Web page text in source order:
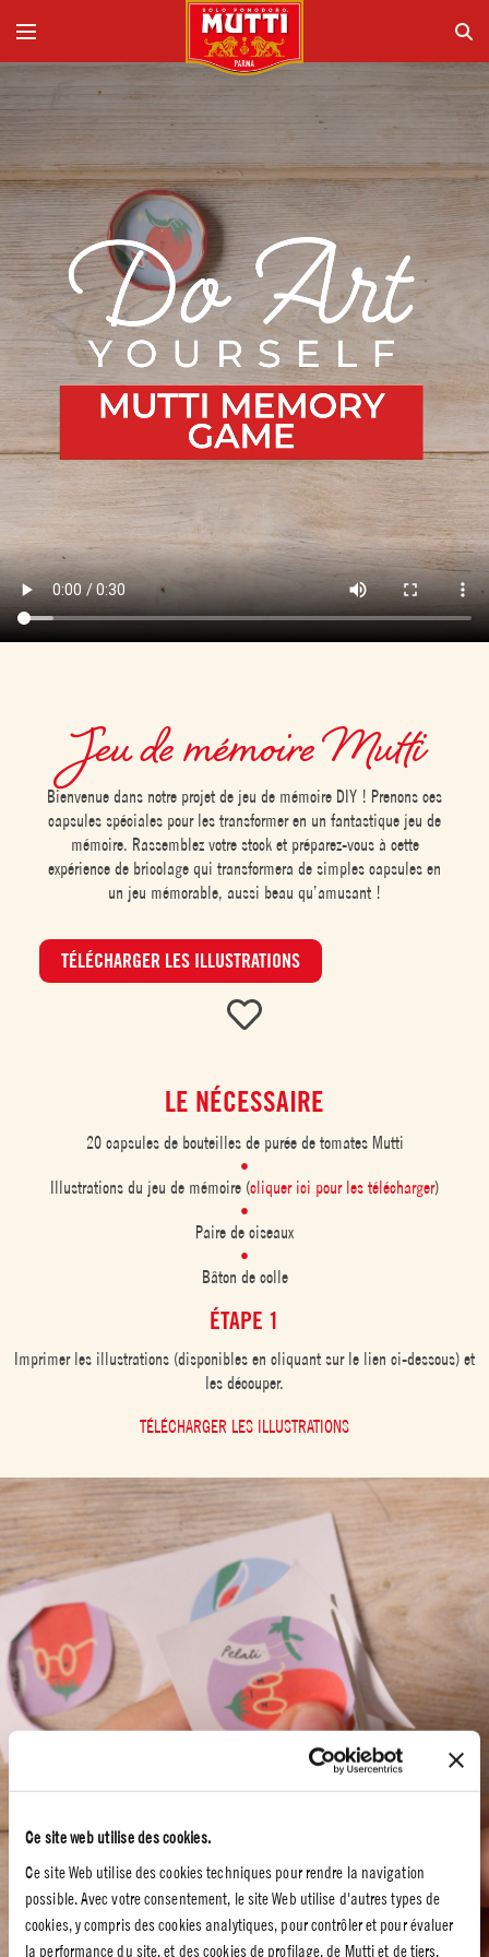
Ce site web utilise des cookies.
Ce site Web utilise des cookies techniques pour rendre la navigation
possible. Avec votre consentement, le site Web utilise d'autres types de
cookies, y compris des cookies analytiques, pour contrôler et pour évaluer
la performance du site, et des cookies de profilage, de Mutti et de tiers,
Jeu de mémoire Mutti
Bienvenue dans notre projet de jeu de mémoire DIY ! Prenons ces
capsules spéciales pour les transformer en un fantastique jeu de
mémoire. Rassemblez votre stock et préparez-vous à cette
expérience de bricolage qui transformera de simples capsules en
un jeu mémorable, aussi beau qu’amusant !
TÉLÉCHARGER LES ILLUSTRATIONS
LE NÉCESSAIRE
20 capsules de bouteilles de purée de tomates Mutti
Illustrations du jeu de mémoire (cliquer ici pour les télécharger)
Paire de ciseaux
Bâton de colle
ÉTAPE 1
Imprimer les illustrations (disponibles en cliquant sur le lien ci-dessous) et
les découper.
TÉLÉCHARGER LES ILLUSTRATIONS